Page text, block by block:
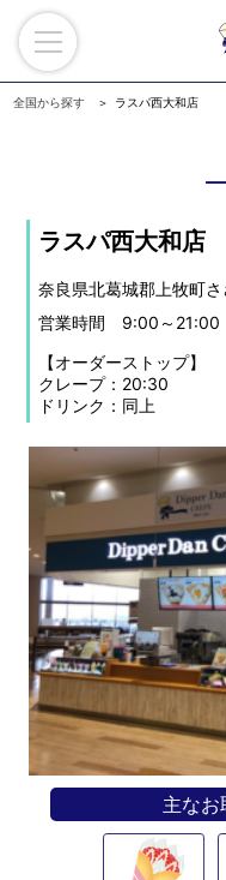
全国から探す ラスパ西大和店
ラスパ西大和店
奈良県北葛城郡上牧町
営業時間 9:00～21:00
【オーダーストップ】
クレープ：20:30
ドリンク：同上
主なお